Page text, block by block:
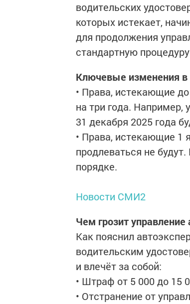
водительских
которых истекает,
для продолжения
стандартную
Ключевые изменения в
• Права, истекающие
на три года. Например,
31 декабря 2025 года
• Права, истекающие 1
продлеваться не
порядке.
Новости СМИ2
Чем грозит
Как пояснил
водительским
и влечёт за собой:
• Штраф от 5 000 до 15
• Отстранение от